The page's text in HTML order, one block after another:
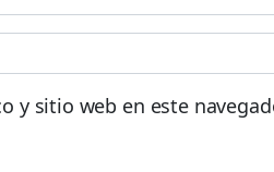
y sitio web en este